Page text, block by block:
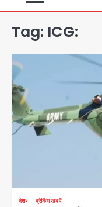
Tag: ICG:
देश ब्रेकिंग खबरें
2